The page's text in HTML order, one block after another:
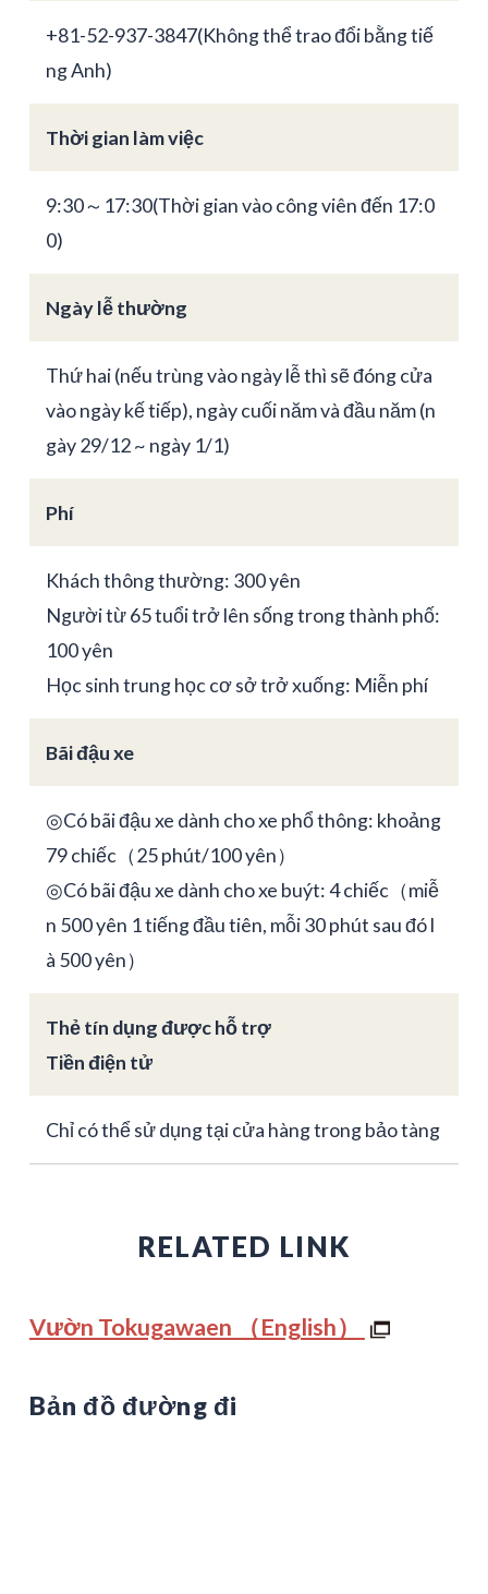
+81-52-937-3847(Không thể trao đổi bằng tiế
ng Anh)
Thời gian làm việc
9:30～17:30(Thời gian vào công viên đến 17:0
0)
Ngày lễ thường
Thứ hai (nếu trùng vào ngày lễ thì sẽ đóng cửa
vào ngày kế tiếp), ngày cuối năm và đầu năm (n
gày 29/12 ~ ngày 1/1)
Phí
Khách thông thường: 300 yên
Người từ 65 tuổi trở lên sống trong thành phố:
100 yên
Học sinh trung học cơ sở trở xuống: Miễn phí
Bãi đậu xe
◎Có bãi đậu xe dành cho xe phổ thông: khoảng
79 chiếc（25 phút/100 yên）
◎Có bãi đậu xe dành cho xe buýt: 4 chiếc（miễ
n 500 yên 1 tiếng đầu tiên, mỗi 30 phút sau đó l
à 500 yên）
Thẻ tín dụng được hỗ trợ
Tiền điện tử
Chỉ có thể sử dụng tại cửa hàng trong bảo tàng
RELATED LINK
Vườn Tokugawaen （English）
Bản đồ đường đi